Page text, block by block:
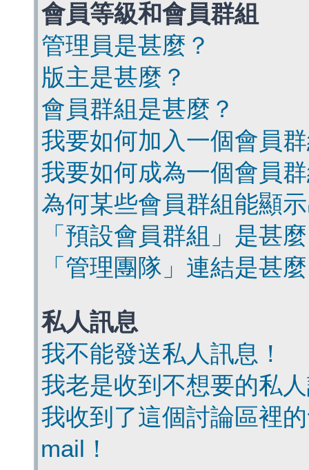
會員等級和會員群組
管理員是甚麼？
版主是甚麼？
會員群組是甚麼？
我要如何加入一個會員
我要如何成為一個會員
為何某些會員群組能顯
「預設會員群組」是甚
「管理團隊」連結是甚
私人訊息
我不能發送私人訊息！
我老是收到不想要的私
我收到了這個討論區裡
mail！